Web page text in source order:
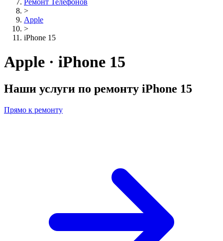
Ремонт Телефонов
>
Apple
>
iPhone 15
Apple · iPhone 15
Наши услуги по ремонту iPhone 15
Прямо к ремонту